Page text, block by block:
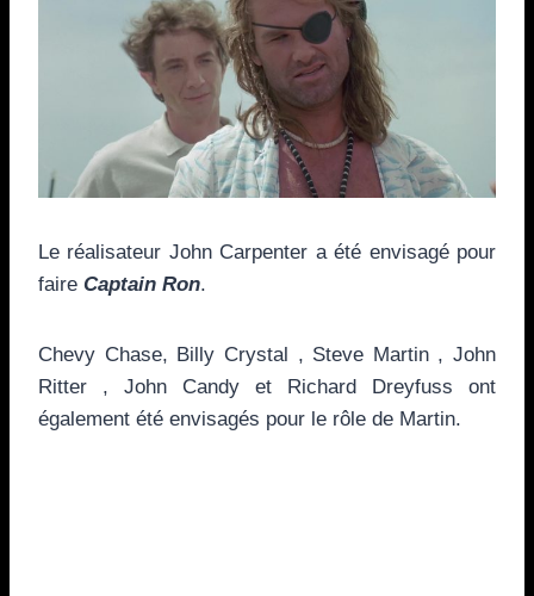
Le réalisateur John Carpenter a été envisagé pour
faire Captain Ron.
Chevy Chase, Billy Crystal , Steve Martin , John
Ritter , John Candy et Richard Dreyfuss ont
également été envisagés pour le rôle de Martin.